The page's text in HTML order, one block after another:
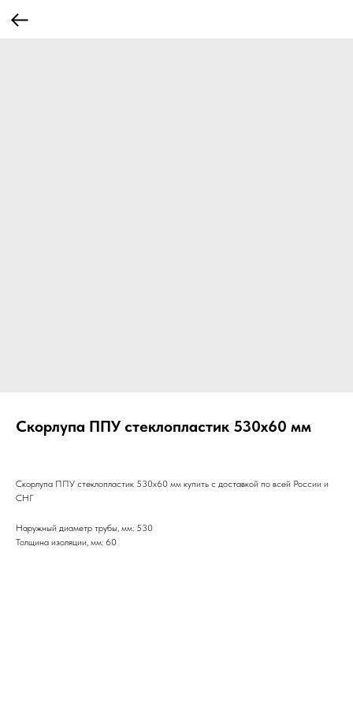
Скорлупа ППУ стеклопластик 530х60 мм
Скорлупа ППУ стеклопластик 530х60 мм купить с доставкой по всей России и
СНГ
Наружный диаметр трубы, мм: 530
Толщина изоляции, мм: 60